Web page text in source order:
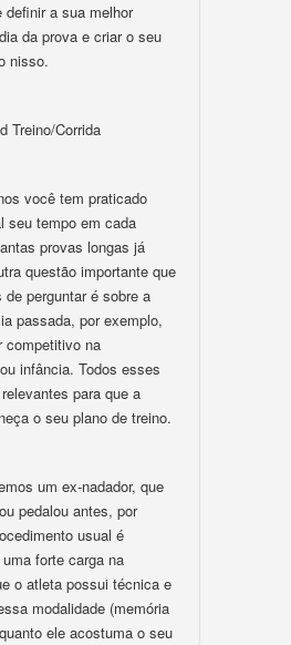
definir a sua melhor
da prova e criar o seu
nisso.
Treino/Corrida
você tem praticado
seu tempo em cada
provas longas já
questão importante que
de perguntar é sobre a
passada, por exemplo,
competitivo na
infância. Todos esses
para que a
o seu plano de treino.
um ex-nadador, que
pedalou antes, por
usual é
forte carga na
o atleta possui técnica e
modalidade (memória
ele acostuma o seu